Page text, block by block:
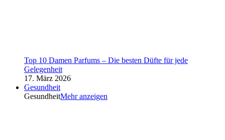
Top 10 Damen Parfums – Die besten Düfte für jede
Gelegenheit
17. März 2026
Gesundheit
GesundheitMehr anzeigen